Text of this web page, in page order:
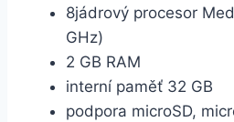
8jádrový procesor
GHz)
2 GB RAM
interní paměť 32 GB
podpora microSD,